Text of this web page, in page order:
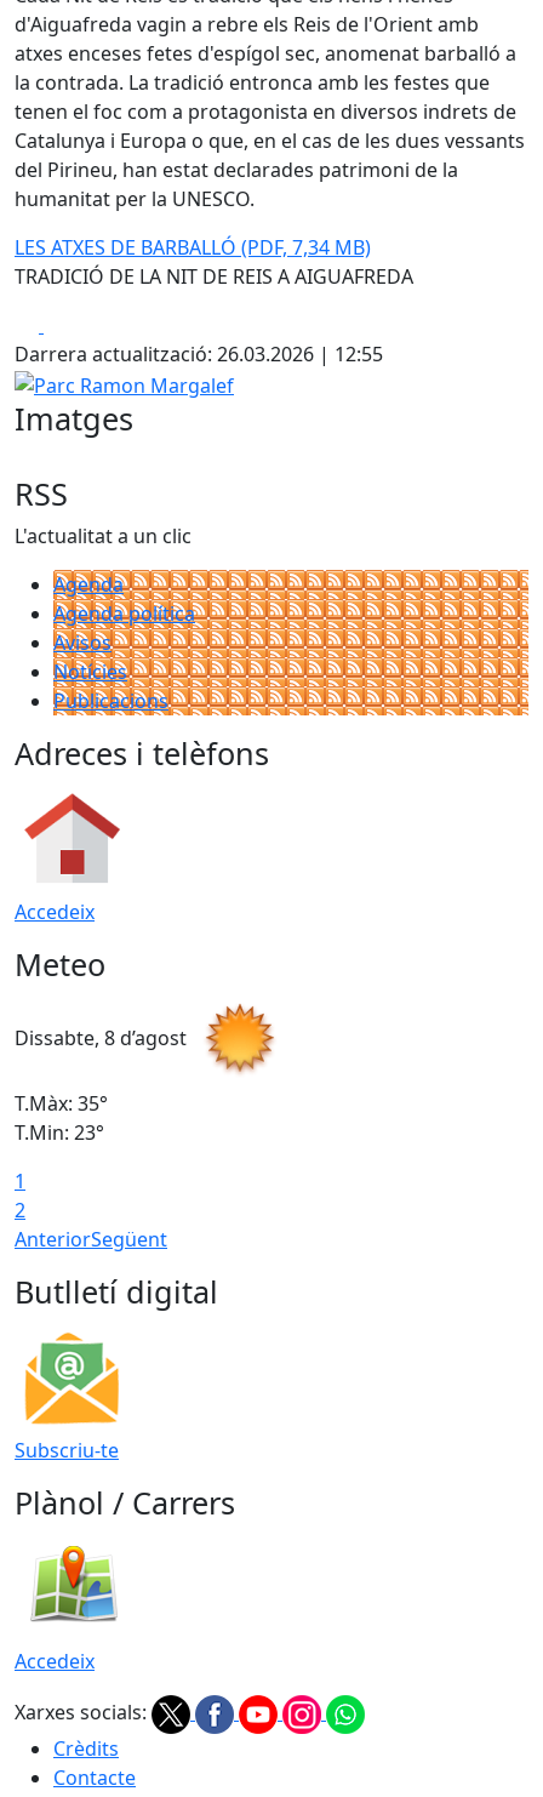
d'Aiguafreda vagin a rebre els Reis de l'Orient amb
atxes enceses fetes d'espígol sec, anomenat barballó a
la contrada. La tradició entronca amb les festes que
tenen el foc com a protagonista en diversos indrets de
Catalunya i Europa o que, en el cas de les dues vessants
del Pirineu, han estat declarades patrimoni de la
humanitat per la UNESCO.
LES ATXES DE BARBALLÓ (PDF, 7,34 MB)
TRADICIÓ DE LA NIT DE REIS A AIGUAFREDA
Darrera actualització: 26.03.2026 | 12:55
Parc Ramon Margalef
Imatges
RSS
L'actualitat a un clic
Agenda
Agenda política
Avisos
Notícies
Publicacions
Adreces i telèfons
Accedeix
Meteo
Dissabte, 8 d’agost
T.Màx: 35°
T.Min: 23°
1
2
AnteriorSegüent
Butlletí digital
Subscriu-te
Plànol / Carrers
Accedeix
Xarxes socials:
Crèdits
Contacte